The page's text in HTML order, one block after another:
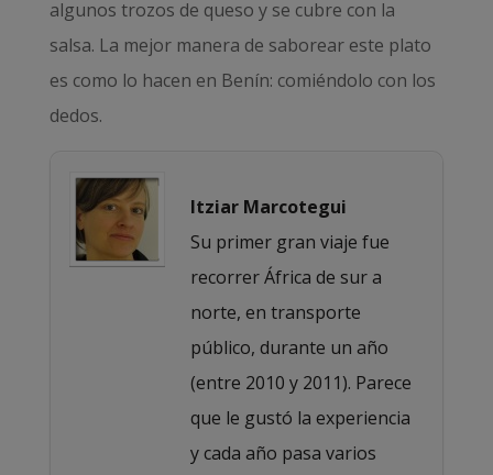
algunos trozos de queso y se cubre con la
salsa. La mejor manera de saborear este plato
es como lo hacen en Benín: comiéndolo con los
dedos.
Itziar Marcotegui
Su primer gran viaje fue
recorrer África de sur a
norte, en transporte
público, durante un año
(entre 2010 y 2011). Parece
que le gustó la experiencia
y cada año pasa varios